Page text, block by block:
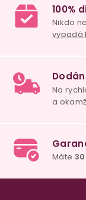
98%